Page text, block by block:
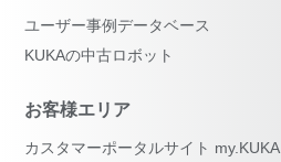
ユーザー事例データベース
KUKAの中古ロボット
お客様エリア
カスタマーポータルサイト my.KUKA